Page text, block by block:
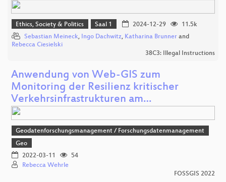
Ethics, Society & Politics Saal 1 2024-12-29
11.5k
Sebastian Meineck, Ingo Dachwitz, Katharina Brunner and
Rebecca Ciesielski
38C3: Illegal Instructions
Anwendung von Web-GIS zum
Monitoring der Resilienz kritischer
Verkehrsinfrastrukturen am…
Geodatenforschungsmanagement / Forschungsdatenmanagement
Geo
2022-03-11
54
Rebecca Wehrle
FOSSGIS 2022